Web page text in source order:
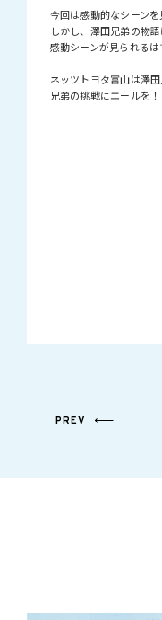
今回は感動的なシーン
しかし、澤田兄弟の物
感動シーンが見られるは
ネッツトヨタ富山は澤
兄弟の挑戦にエールを！
PREV